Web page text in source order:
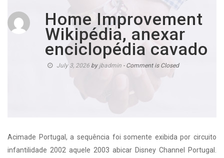
Home Improvement
Wikipédia, anexar
enciclopédia cavado
July 3, 2026by jbadmin - Comment is Closed
Acimade Portugal, a sequência foi somente exibida por circuito
infantilidade 2002 aquele 2003 abicar Disney Channel Portugal.